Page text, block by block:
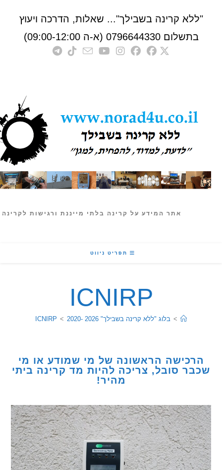
קרינה בשבילך"... שאלות, הדרכה ויעוץ
0796644330 (א-ה 09:00-12:00)
אתר המידע על קרינה בלתי מייננת ורגישות לקרינה
תפריט ניווט
ICNIRP
בלוג "ללא קרינה בשבילך" 2026 -2020 >
ICNIRP
הראשונה של מי שמודע או מי
סובל, צריכה להיות מד קרינה ביתי
מהיר!